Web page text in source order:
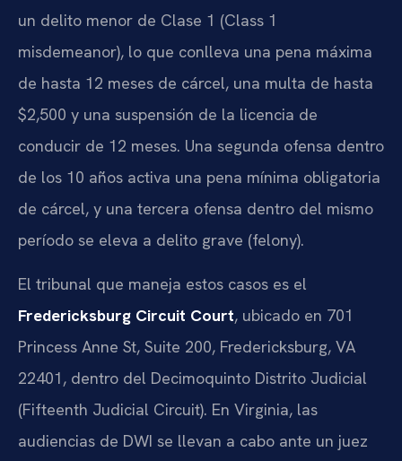
un delito menor de Clase 1 (Class 1
misdemeanor), lo que conlleva una pena máxima
de hasta 12 meses de cárcel, una multa de hasta
$2,500 y una suspensión de la licencia de
conducir de 12 meses. Una segunda ofensa dentro
de los 10 años activa una pena mínima obligatoria
de cárcel, y una tercera ofensa dentro del mismo
período se eleva a delito grave (felony).
El tribunal que maneja estos casos es el
Fredericksburg Circuit Court, ubicado en 701
Princess Anne St, Suite 200, Fredericksburg, VA
22401, dentro del Decimoquinto Distrito Judicial
(Fifteenth Judicial Circuit). En Virginia, las
audiencias de DWI se llevan a cabo ante un juez